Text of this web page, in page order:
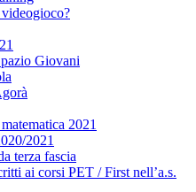
Giovani
2021
2021
terza fascia
ai corsi PET / First nell’a.s.